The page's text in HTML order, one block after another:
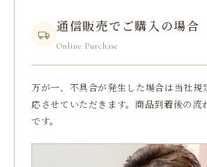
通信販売でご購入の場合
Online Purchase
万が一、不具合が発生した場合は当社規
応させていただきます。商品到着後の流
です。